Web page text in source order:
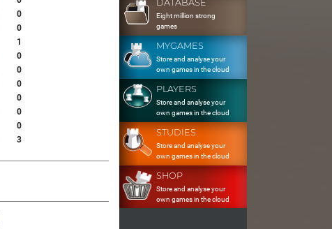
0
0
1
0
0
0
0
0
0
3
DATABASE
Eight million strong
games
MYGAMES
Store and analyse your
own games in the cloud
PLAYERS
Store and analyse your
own games in the cloud
STUDIES
Store and analyse your
own games in the cloud
SHOP
Store and analyse your
own games in the cloud